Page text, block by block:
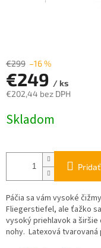
€299 –16 %
€249 / ks
€202,44 bez DPH
cena:
Skladom
Páčia sa vám vysoké
Fliegerstiefel, ale ťažko
vysoký priehlavok a širšie
nohy. Latexová tvarovaná